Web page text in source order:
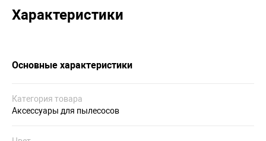
Характеристики
Основные характеристики
Категория товара
Аксессуары для пылесосов